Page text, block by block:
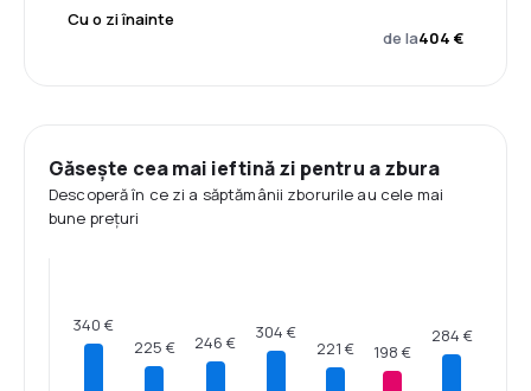
Cu o zi înainte
de la404 €
Găsește cea mai ieftină zi pentru a zbura
Descoperă în ce zi a săptămânii zborurile au cele mai
bune prețuri
340 €
225 € 246 €
304 €
221 € 198 €
284 €